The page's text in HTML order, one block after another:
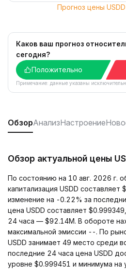
Прогноз цены
Каков ваш прогноз
сегодня?
Положительно
Примечание: данные указаны
ОбзорАнализНастроение
Обзор актуальной цены
По состоянию на 10 авг. 2026 г.
капитализация USDD составляет
изменение на -0.22% за
цена USDD составляет
24 часа — $92.14M. В обороте
максимальной эмиссии --. По
USDD занимает 49 место среди
последние 24 часа цена USDD
уровне $0.999451 и минимума на